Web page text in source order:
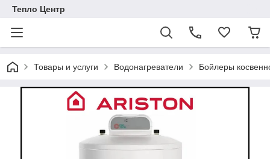
Тепло Центр
Товары и услуги Водонагреватели Бойлеры